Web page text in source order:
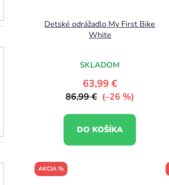
Detské odrážadlo My First Bike
White
SKLADOM
63,99 €
86,99 € (–26 %)
DO KOŠÍKA
AKCIA %